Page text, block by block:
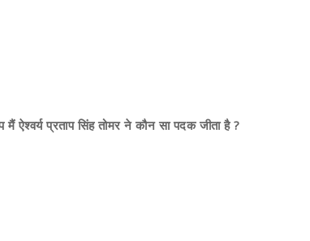
ऐश्वर्य प्रताप सिंह तोमर ने कौन सा पदक जीता है ?